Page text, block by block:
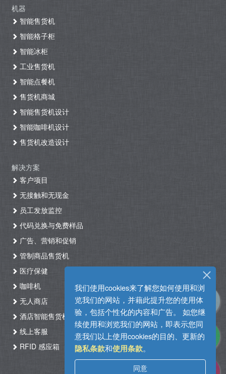
我们使用cookies来了解您如何使用和浏
览我们的网站，并藉此提升您的使用体
验，包括个性化的内容和广告。 如您继
续使用和浏览我们的网站，即表示您同
意我们以上使用cookies的目的、更新的
隐私条款和使用条款。
同意
机器
智能售货机
智能格子柜
智能冰柜
工业售货机
智能点餐机
售货机商城
智能售货机设计
智能咖啡机设计
售货机改造设计
解决方案
客户项目
无接触和无现金
员工发放监控
代码兑换与免费样品
广告、营销和促销
管制商品售货机
医疗保健
咖啡机
无人商店
酒店智能售货机自助入住系统
线上客服
RFID 感应箱